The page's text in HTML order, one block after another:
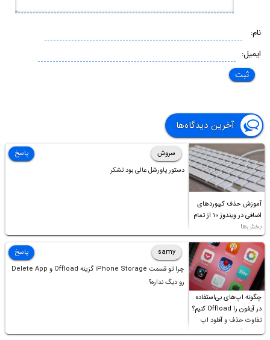
نام:
ایمیل:
آخرین دیدگاه‌ها
آموزش حذف کیبوردهای
اضافی در ویندوز ۱۰ از تمام
بخش‌ها
سروش
دستور پاورشل عالی بود تشکر
پاسخ
چگونه اپ‌های بی‌استفاده
در آیفون را Offload کنیم؟
تفاوت حذف و آفلود اپ
چیست؟
samy
چرا تو قسمت iPhone Storage گزینه Offload و Delete App
رو دیگ نداره؟
پاسخ